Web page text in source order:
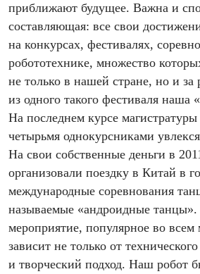
приближают будущее. Важна и
составляющая: все свои
на конкурсах, фестивалях,
робототехнике, множество
не только в нашей стране, но и за
из одного такого фестиваля наша
На последнем курсе
четырьмя однокурсниками
На свои собственные деньги в
организовали поездку в Китай в
международные соревнования
называемые «андроидные
мероприятие, популярное во
зависит не только от
и творческий подход. Наш робот